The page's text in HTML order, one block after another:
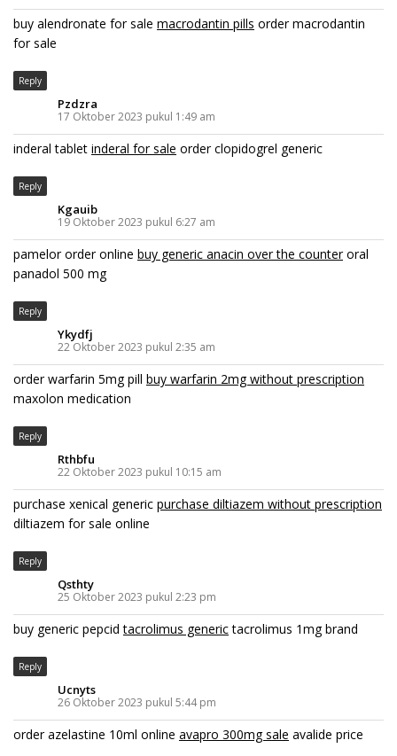
buy alendronate for sale macrodantin pills order macrodantin
for sale
Reply
Pzdzra
17 Oktober 2023 pukul 1:49 am
inderal tablet inderal for sale order clopidogrel generic
Reply
Kgauib
19 Oktober 2023 pukul 6:27 am
pamelor order online buy generic anacin over the counteroral
panadol 500 mg
Reply
Ykydfj
22 Oktober 2023 pukul 2:35 am
order warfarin 5mg pill buy warfarin 2mg without prescription
maxolon medication
Reply
Rthbfu
22 Oktober 2023 pukul 10:15 am
purchase xenical generic purchase diltiazem without prescription
diltiazem for sale online
Reply
Qsthty
25 Oktober 2023 pukul 2:23 pm
buy generic pepcidtacrolimus generictacrolimus 1mg brand
Reply
Ucnyts
26 Oktober 2023 pukul 5:44 pm
order azelastine 10ml online avapro 300mg sale avalide price